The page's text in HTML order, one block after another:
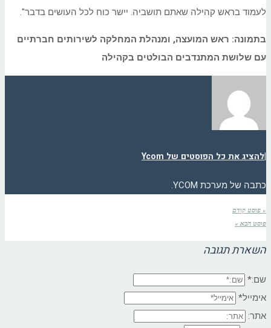
לעמוד בראש קהילה שאתם תושביה. יישר כוח לכל העושים בדבר".
בתמונה: ראש המועצה, ומנהלת המחלקה לשירותים חברתיים
עם שלושת המתנדבים הבולטים בקהילה
|להציג את כל הפוסטים של Ycom
כתבה של מערכת YCOM.
« פוסט קודם
פוסט הבא »
השארת תגובה
שם:*
אימייל*
אתר: